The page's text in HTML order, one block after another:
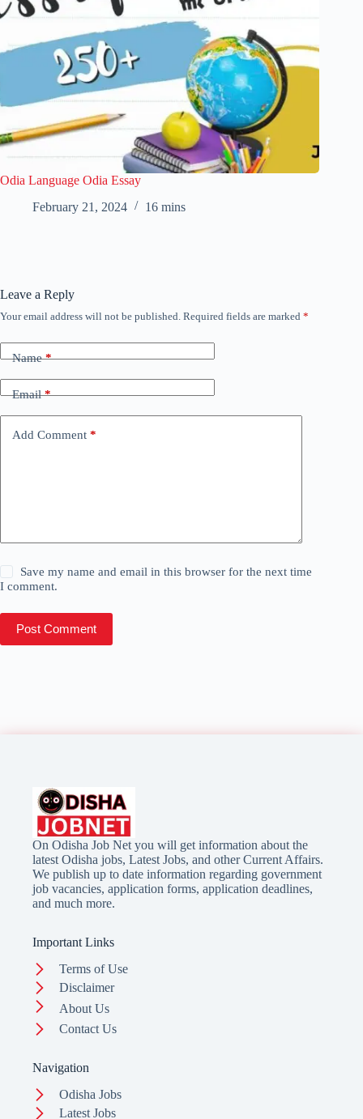
Odia Language Odia Essay
February 21, 2024
16 mins
Leave a Reply
Your email address will not be published. Required fields are marked *
Name*
Email*
Add Comment *
Save my name and email in this browser for the next time
I comment.
Post Comment
On Odisha Job Net you will get information about the
latest Odisha jobs, Latest Jobs, and other Current Affairs.
We publish up to date information regarding government
job vacancies, application forms, application deadlines,
and much more.
Important Links
Terms of Use
Disclaimer
About Us
Contact Us
Navigation
Odisha Jobs
Latest Jobs